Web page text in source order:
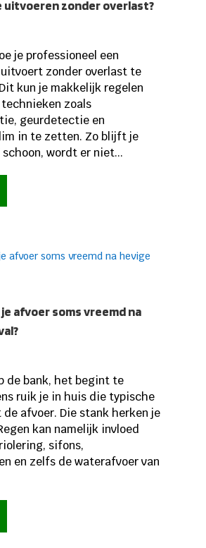
zonder overlast?
je professioneel een
zonder overlast te
kun je makkelijk regelen
zoals
geurdetectie en
in te zetten. Zo blijft je
wordt er niet...
afvoer soms vreemd na
de bank, het begint te
ruik je in huis die typische
afvoer. Die stank herken je
kan namelijk invloed
sifons,
en zelfs de waterafvoer van